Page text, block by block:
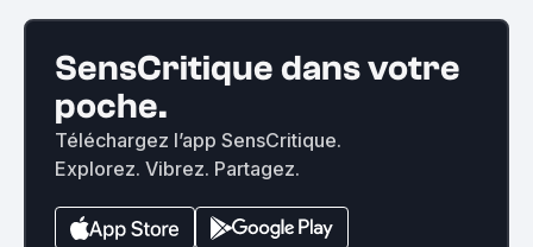
SensCritique dans votre
poche.
Téléchargez l’app SensCritique.
Explorez. Vibrez. Partagez.